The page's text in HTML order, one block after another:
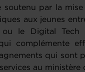
par la
aux jeunes
ou le Digital
complémente
qui sont
au ministère